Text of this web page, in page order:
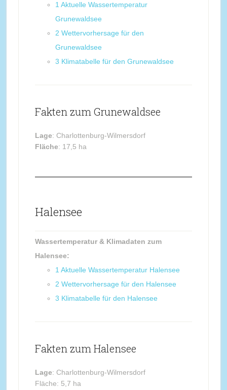
1 Aktuelle Wassertemperatur
Grunewaldsee
2 Wettervorhersage für den
Grunewaldsee
3 Klimatabelle für den Grunewaldsee
Fakten zum Grunewaldsee
Lage: Charlottenburg-Wilmersdorf
Fläche: 17,5 ha
Halensee
Wassertemperatur & Klimadaten zum
Halensee:
1 Aktuelle Wassertemperatur Halensee
2 Wettervorhersage für den Halensee
3 Klimatabelle für den Halensee
Fakten zum Halensee
Lage: Charlottenburg-Wilmersdorf
Fläche: 5,7 ha